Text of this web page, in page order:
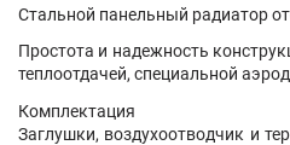
Стальной панельный радиатор
Простота и надежность
теплоотдачей, специальной
Комплектация
Заглушки, воздухоотводчик и